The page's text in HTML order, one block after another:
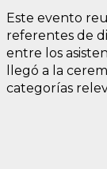
Este evento
referentes de
entre los
llegó a la
categorías